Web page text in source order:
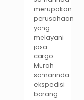
merupakan
perusahaan
yang
melayani
jasa
cargo
Murah
samarinda
ekspedisi
barang